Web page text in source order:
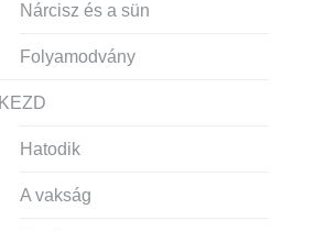
Nárcisz és a sün
Folyamodvány
KEZD
Hatodik
A vakság